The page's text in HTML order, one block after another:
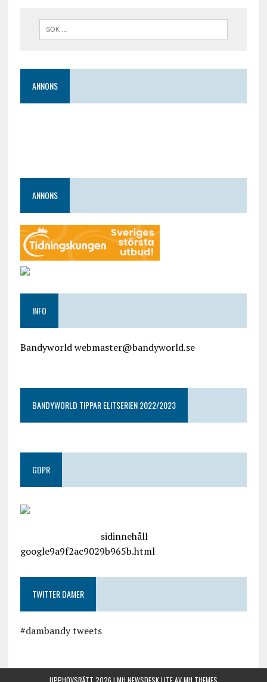
ANNONS
ANNONS
INFO
Bandyworld webmaster@bandyworld.se
BANDYWORLD TIPPAR ELITSERIEN 2022/2023
GDPR
sidinnehåll
google9a9f2ac9029b965b.html
TWITTER DAMER
#dambandy tweets